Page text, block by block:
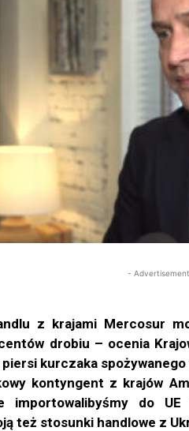
-
z krajami Mercosur
drobiu – ocenia
kurczaka
kontyngent z krajów
importowalibyśmy do
też stosunki handlowe z